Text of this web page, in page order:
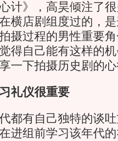
》，高昊倾注了很
横店剧组度过的，
摄过程的男性重要
得自己能有这样的
享一下拍摄历史剧
礼仪很重要
有自己独特的谈吐
进组前学习该年代